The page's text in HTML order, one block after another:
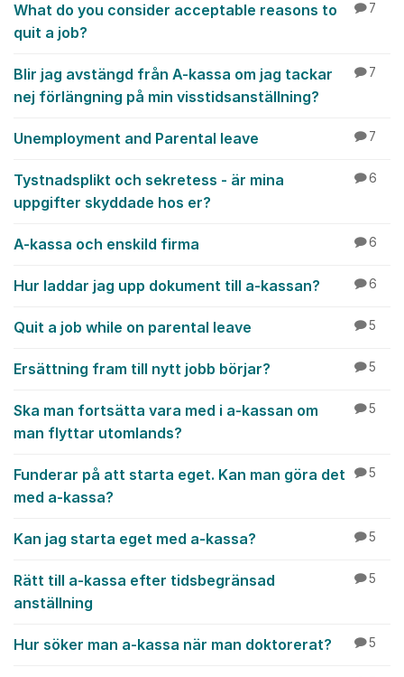
What do you consider acceptable reasons to
quit a job?
7
Blir jag avstängd från A-kassa om jag tackar
nej förlängning på min visstidsanställning?
7
Unemployment and Parental leave 7
Tystnadsplikt och sekretess - är mina
uppgifter skyddade hos er?
6
A-kassa och enskild firma 6
Hur laddar jag upp dokument till a-kassan? 6
Quit a job while on parental leave 5
Ersättning fram till nytt jobb börjar? 5
Ska man fortsätta vara med i a-kassan om
man flyttar utomlands?
5
Funderar på att starta eget. Kan man göra det
med a-kassa?
5
Kan jag starta eget med a-kassa? 5
Rätt till a-kassa efter tidsbegränsad
anställning
5
Hur söker man a-kassa när man doktorerat? 5